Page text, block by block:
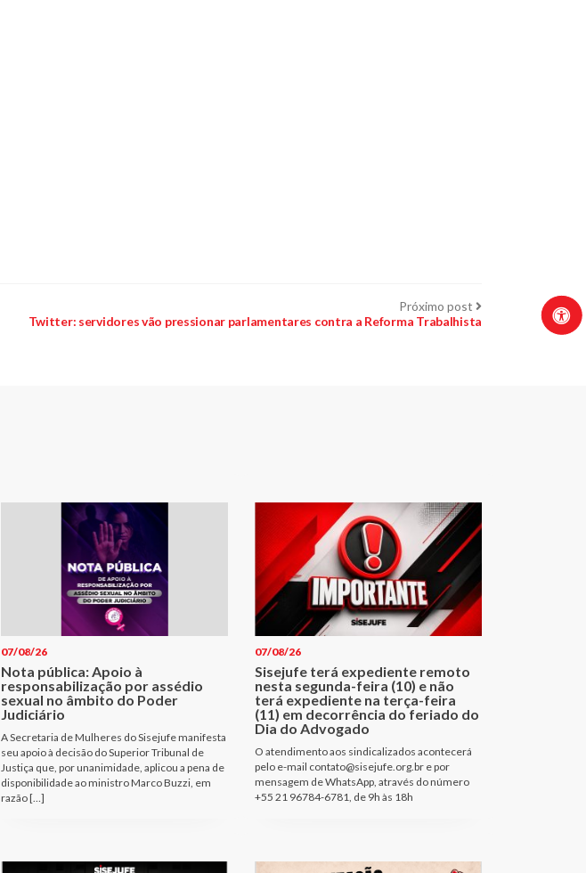
Próximo post Próximo
Twitter: servidores vão pressionar parlamentares contra a Reforma Trabalhista
07/08/26
Nota pública: Apoio à
responsabilização por assédio
sexual no âmbito do Poder
Judiciário
A Secretaria de Mulheres do Sisejufe manifesta
seu apoio à decisão do Superior Tribunal de
Justiça que, por unanimidade, aplicou a pena de
disponibilidade ao ministro Marco Buzzi, em
razão […]
07/08/26
Sisejufe terá expediente remoto
nesta segunda-feira (10) e não
terá expediente na terça-feira
(11) em decorrência do feriado do
Dia do Advogado
O atendimento aos sindicalizados acontecerá
pelo e-mail contato@sisejufe.org.br e por
mensagem de WhatsApp, através do número
+55 21 96784-6781, de 9h às 18h